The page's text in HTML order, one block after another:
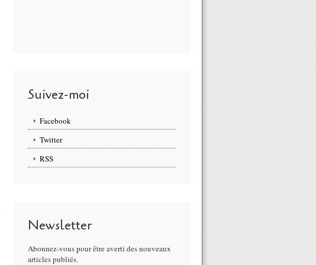
Suivez-moi
Facebook
Twitter
RSS
Newsletter
Abonnez-vous pour être averti des nouveaux
articles publiés.